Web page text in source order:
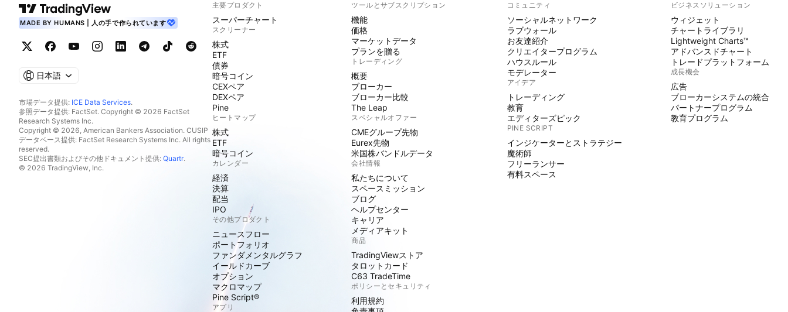
MADE BY HUMANS | 人の手で作られています
日本語
市場データ提供: ICE Data Services.
参照データ提供: FactSet. Copyright © 2026 FactSet
Research Systems Inc.
Copyright © 2026, American Bankers Association. CUSIP
データベース提供: FactSet Research Systems Inc. All rights
reserved.
SEC提出書類およびその他ドキュメント提供: Quartr.
© 2026 TradingView, Inc.
主要プロダクト
スーパーチャート
スクリーナー
株式
ETF
債券
暗号コイン
CEXペア
DEXペア
Pine
ヒートマップ
株式
ETF
暗号コイン
カレンダー
経済
決算
配当
IPO
その他プロダクト
ニュースフロー
ポートフォリオ
ファンダメンタルグラフ
イールドカーブ
オプション
マクロマップ
Pine Script®
アプリ
ツールとサブスクリプション
機能
価格
マーケットデータ
プランを贈る
トレーディング
概要
ブローカー
ブローカー比較
The Leap
スペシャルオファー
CMEグループ先物
Eurex先物
米国株バンドルデータ
会社情報
私たちについて
スペースミッション
ブログ
ヘルプセンター
キャリア
メディアキット
商品
TradingViewストア
タロットカード
C63 TradeTime
ポリシーとセキュリティ
利用規約
コミュニティ
ソーシャルネットワーク
ラブウォール
お友達紹介
クリエイタープログラム
ハウスルール
モデレーター
アイデア
トレーディング
教育
エディターズピック
PINE SCRIPT
インジケーターとストラテジー
魔術師
フリーランサー
有料スペース
ビジネスソリューション
ウィジェット
チャートライブラリ
Lightweight Charts™
アドバンスドチャート
トレードプラットフォーム
成長機会
広告
ブローカーシステムの統合
パートナープログラム
教育プログラム